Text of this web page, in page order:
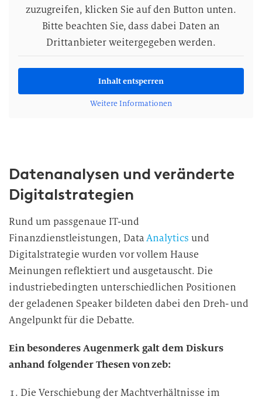
zuzugreifen, klicken Sie auf den Button unten.
Bitte beachten Sie, dass dabei Daten an
Drittanbieter weitergegeben werden.
Inhalt entsperren
Weitere Informationen
Datenanalysen und veränderte
Digitalstrategien
Rund um passgenaue IT-und
Finanzdienstleistungen, DataAnalytics und
Digitalstrategie wurden vor vollem Hause
Meinungen reflektiert und ausgetauscht. Die
industriebedingten unterschiedlichen Positionen
der geladenen Speaker bildeten dabei den Dreh- und
Angelpunkt für die Debatte.
Ein besonderes Augenmerk galt dem Diskurs
anhand folgender Thesen von zeb:
Die Verschiebung der Machtverhältnisse im